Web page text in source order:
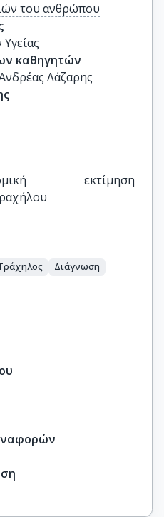
του ανθρώπου
καθηγητών
Λάζαρης
εκτίμηση
Διάγνωση